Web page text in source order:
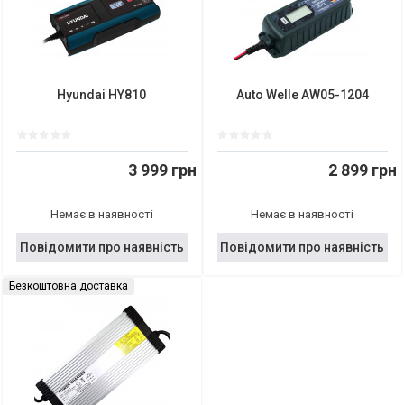
Hyundai HY810
3 999 грн
Немає в наявності
Повідомити про наявність
Auto Welle AW05-1204
2 899 грн
Немає в наявності
Повідомити про наявність
Безкоштовна доставка